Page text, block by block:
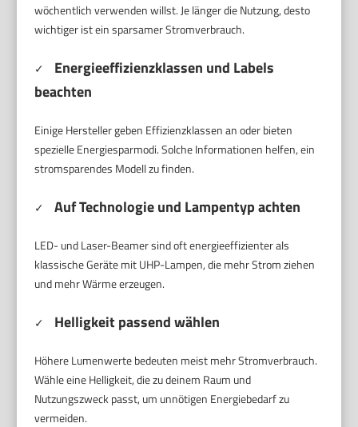
wöchentlich verwenden willst. Je länger die Nutzung, desto
wichtiger ist ein sparsamer Stromverbrauch.
✓
Energieeffizienzklassen und Labels
beachten
Einige Hersteller geben Effizienzklassen an oder bieten
spezielle Energiesparmodi. Solche Informationen helfen, ein
stromsparendes Modell zu finden.
✓ Auf Technologie und Lampentyp achten
LED- und Laser-Beamer sind oft energieeffizienter als
klassische Geräte mit UHP-Lampen, die mehr Strom ziehen
und mehr Wärme erzeugen.
✓ Helligkeit passend wählen
Höhere Lumenwerte bedeuten meist mehr Stromverbrauch.
Wähle eine Helligkeit, die zu deinem Raum und
Nutzungszweck passt, um unnötigen Energiebedarf zu
vermeiden.